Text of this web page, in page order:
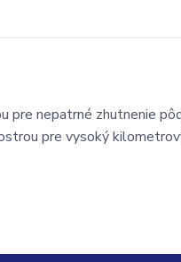
pre nepatrné zhutnenie
pre vysoký